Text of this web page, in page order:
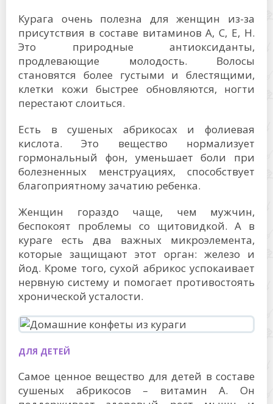
Курага очень полезна для женщин из-за
присутствия в составе витаминов А, С, Е, Н.
Это природные антиоксиданты,
продлевающие молодость. Волосы
становятся более густыми и блестящими,
клетки кожи быстрее обновляются, ногти
перестают слоиться.
Есть в сушеных абрикосах и фолиевая
кислота. Это вещество нормализует
гормональный фон, уменьшает боли при
болезненных менструациях, способствует
благоприятному зачатию ребенка.
Женщин гораздо чаще, чем мужчин,
беспокоят проблемы со щитовидкой. А в
кураге есть два важных микроэлемента,
которые защищают этот орган: железо и
йод. Кроме того, сухой абрикос успокаивает
нервную систему и помогает противостоять
хронической усталости.
ДЛЯ ДЕТЕЙ
Самое ценное вещество для детей в составе
сушеных абрикосов – витамин А. Он